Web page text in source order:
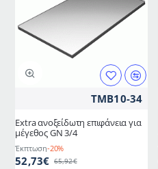
1/2
TMB10-34
Extra ανοξείδωτη επιφάνεια για
μέγεθος GN 3/4
Έκπτωση-20%
52,73€ 65,92€